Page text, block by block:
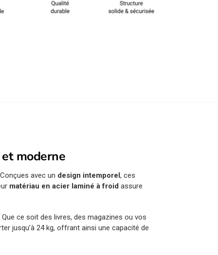
moderne
avec un design intemporel, ces
matériau en acier laminé à froid assure
ce soit des livres, des magazines ou vos
jusqu’à 24 kg, offrant ainsi une capacité de